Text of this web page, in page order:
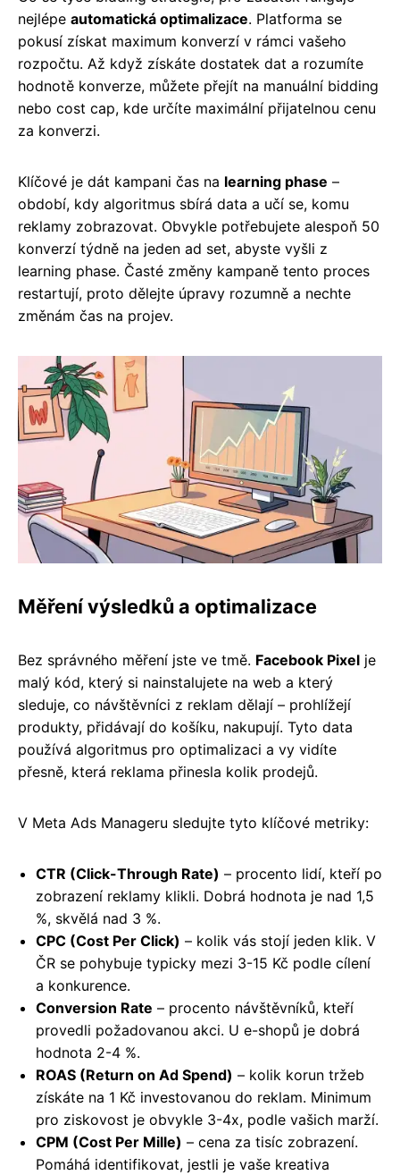
nejlépe automatická optimalizace. Platforma se
pokusí získat maximum konverzí v rámci vašeho
rozpočtu. Až když získáte dostatek dat a rozumíte
hodnotě konverze, můžete přejít na manuální bidding
nebo cost cap, kde určíte maximální přijatelnou cenu
za konverzi.
Klíčové je dát kampani čas na learning phase –
období, kdy algoritmus sbírá data a učí se, komu
reklamy zobrazovat. Obvykle potřebujete alespoň 50
konverzí týdně na jeden ad set, abyste vyšli z
learning phase. Časté změny kampaně tento proces
restartují, proto dělejte úpravy rozumně a nechte
změnám čas na projev.
Měření výsledků a optimalizace
Bez správného měření jste ve tmě. Facebook Pixel je
malý kód, který si nainstalujete na web a který
sleduje, co návštěvníci z reklam dělají – prohlížejí
produkty, přidávají do košíku, nakupují. Tyto data
používá algoritmus pro optimalizaci a vy vidíte
přesně, která reklama přinesla kolik prodejů.
V Meta Ads Manageru sledujte tyto klíčové metriky:
CTR (Click-Through Rate) – procento lidí, kteří po
zobrazení reklamy klikli. Dobrá hodnota je nad 1,5
%, skvělá nad 3 %.
CPC (Cost Per Click) – kolik vás stojí jeden klik. V
ČR se pohybuje typicky mezi 3-15 Kč podle cílení
a konkurence.
Conversion Rate – procento návštěvníků, kteří
provedli požadovanou akci. U e-shopů je dobrá
hodnota 2-4 %.
ROAS (Return on Ad Spend) – kolik korun tržeb
získáte na 1 Kč investovanou do reklam. Minimum
pro ziskovost je obvykle 3-4x, podle vašich marží.
CPM (Cost Per Mille) – cena za tisíc zobrazení.
Pomáhá identifikovat, jestli je vaše kreativa